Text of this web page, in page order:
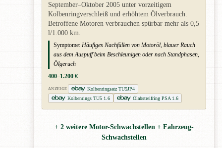
September–Oktober 2005 unter vorzeitigem
Kolbenringverschleiß und erhöhtem Ölverbrauch.
Betroffene Motoren verbrauchen spürbar mehr als 0,5
l/1.000 km.
Symptome: Häufiges Nachfüllen von Motoröl, blauer Rauch
aus dem Auspuff beim Beschleunigen oder nach Standphasen,
Ölgeruch
400–1.200 €
ANZEIGE
Kolbenringsatz TU5JP4
Kolbenrings TU5 1.6
Ölabstreifring PSA 1.6
+ 2 weitere Motor-Schwachstellen + Fahrzeug-
Schwachstellen